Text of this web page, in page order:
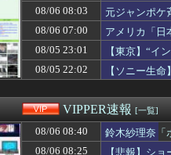
【画像】河出奈都美アナが
【悲報】スマホがウイルス
【悲報】共同通信「高市総
管理職は残業代出さなく
【悲報】女性「意識失った
【超愕】三島由紀夫「東大
大谷翔平の2本塁打も空し
今1番抜けるグラビアアイ
【ｼｺ動画】エ口い乳のまん
海外「良いスーツだ！」鎌
08/06 08:03
元ジャンポ
08/06 07:00
アメリカ「日
08/05 23:01
【東京】“イ
08/05 22:02
【ソニー生
VIPPER速報 [一覧]
08/06 08:40
鈴木紗理奈「
08/06 08:25
【悲報】シ